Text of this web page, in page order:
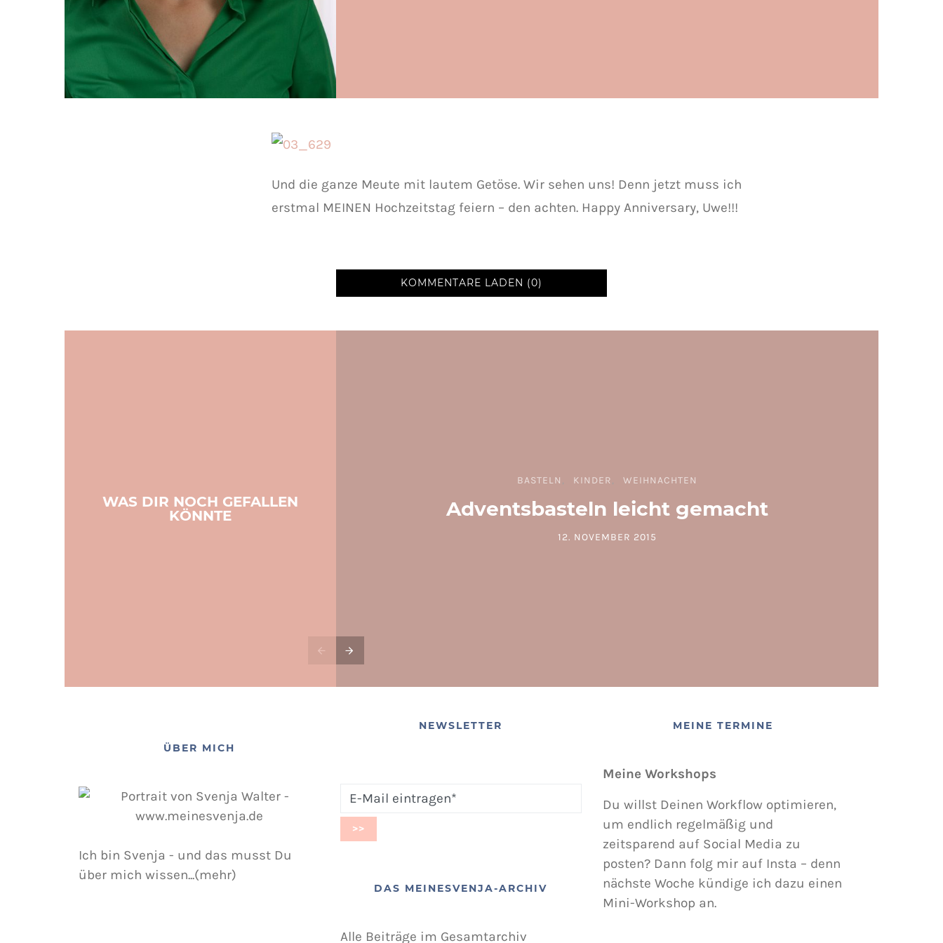
Und die ganze Meute mit lautem Getöse. Wir sehen uns! Denn jetzt muss ich
erstmal MEINEN Hochzeitstag feiern – den achten. Happy Anniversary, Uwe!!!
KOMMENTARE LADEN (0)
WAS DIR NOCH GEFALLEN
KÖNNTE
BASTELN KINDER WEIHNACHTEN
Adventsbasteln leicht gemacht
POSTED ON
12. NOVEMBER 2015
ÜBER MICH
Ich bin Svenja - und das musst Du
über mich wissen...(mehr)
NEWSLETTER
DAS MEINESVENJA-ARCHIV
Alle Beiträge im Gesamtarchiv
MEINE TERMINE
Meine Workshops
Du willst Deinen Workflow optimieren,
um endlich regelmäßig und
zeitsparend auf Social Media zu
posten? Dann folg mir auf Insta – denn
nächste Woche kündige ich dazu einen
Mini-Workshop an.